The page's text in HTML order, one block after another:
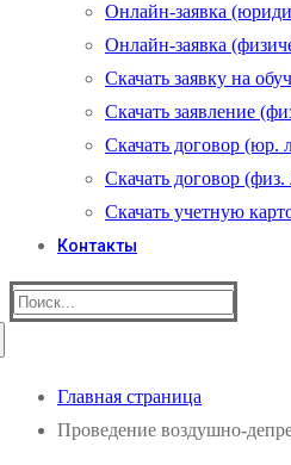
Онлайн-заявка
Онлайн-заявка
Скачать заявку на
Скачать заявление
Скачать договор (юр.
Скачать договор
Скачать учетную
Контакты
Найти:
Главная страница
Проведение воздушно-